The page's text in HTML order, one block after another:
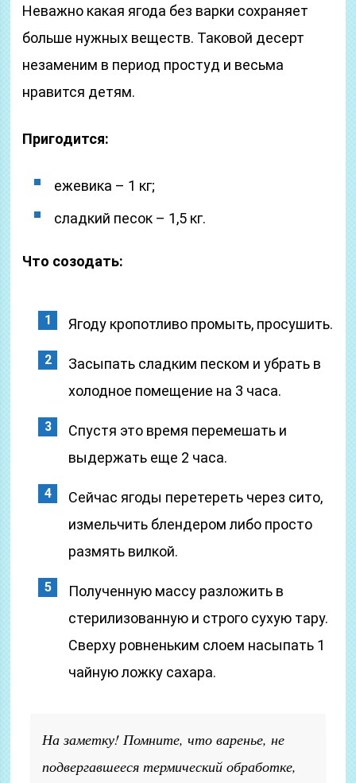
Неважно какая ягода без варки сохраняет
больше нужных веществ. Таковой десерт
незаменим в период простуд и весьма
нравится детям.
Пригодится:
ежевика – 1 кг;
сладкий песок – 1,5 кг.
Что созодать:
Ягоду кропотливо промыть, просушить.
Засыпать сладким песком и убрать в
холодное помещение на 3 часа.
Спустя это время перемешать и
выдержать еще 2 часа.
Сейчас ягоды перетереть через сито,
измельчить блендером либо просто
размять вилкой.
Полученную массу разложить в
стерилизованную и строго сухую тару.
Сверху ровненьким слоем насыпать 1
чайную ложку сахара.
На заметку! Помните, что варенье, не
подвергавшееся термический обработке,